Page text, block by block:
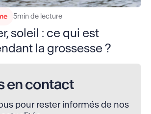
5min de lecture
soleil : ce qui est
la grossesse ?
en contact
pour rester informés de nos